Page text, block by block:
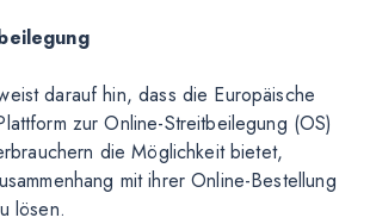
darauf hin, dass die Europäische
zur Online-Streitbeilegung (OS)
die Möglichkeit bietet,
mit ihrer Online-Bestellung
lösen.